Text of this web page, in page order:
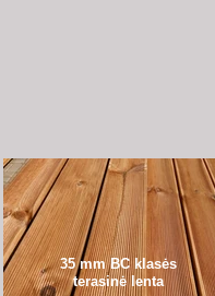
35 mm BC klasės
terasinė lenta